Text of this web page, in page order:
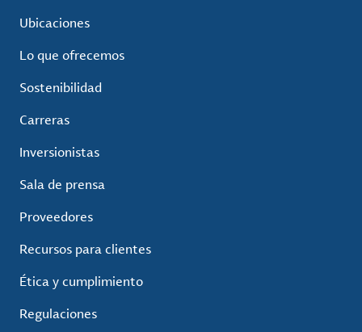
Ubicaciones
Lo que ofrecemos
Sostenibilidad
Carreras
Inversionistas
Sala de prensa
Proveedores
Recursos para clientes
Ética y cumplimiento
Regulaciones